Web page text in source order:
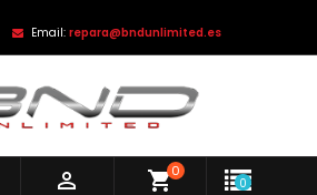
Email: repara@bndunlimited.es
 shopping_cart0
0